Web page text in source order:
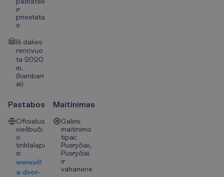
ir
priestata
s
Iš dalies
renovuo
ta 2020
m.
(kambari
ai)
Pastabos
Oficialus
viešbuči
o
tinklalapi
s:
www.vill
a-dvor-
Maitinimas
Galimi
maitinimo
tipai:
Pusryčiai,
Pusryčiai
ir
vakarienė